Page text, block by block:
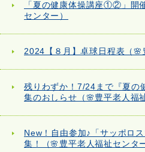
「夏の健康体操講座①②」開
センター）
2024【８月】卓球日程表（
残りわずか！7/24まで『夏
集のおしらせ（🌸豊平老人福
New！自由参加♪「サッポロ
集！（🌸豊平老人福祉センタ